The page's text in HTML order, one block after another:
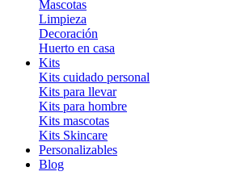
Mascotas
Limpieza
Decoración
Huerto en casa
Kits
Kits cuidado personal
Kits para llevar
Kits para hombre
Kits mascotas
Kits Skincare
Personalizables
Blog